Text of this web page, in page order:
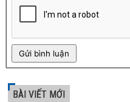
BÀI VIẾT MỚI